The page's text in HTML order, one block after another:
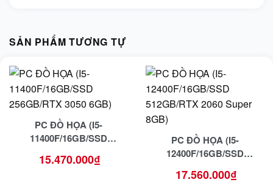
SẢN PHẨM TƯƠNG TỰ
PC ĐỒ HỌA (I5-
11400F/16GB/SSD
15.470.000₫
PC ĐỒ HỌA (I5-
12400F/16GB/SSD
8GB)
17.560.000₫